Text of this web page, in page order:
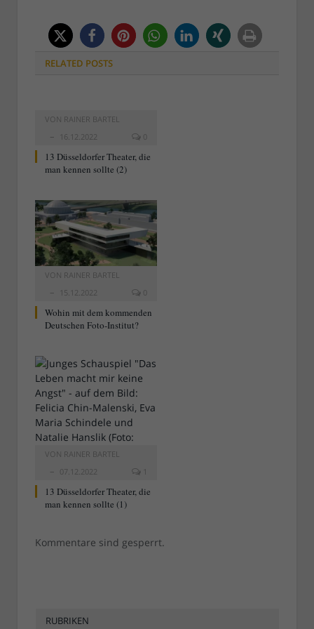
RELATED POSTS
VON RAINER BARTEL
16.12.2022
0
13 Düsseldorfer Theater, die
man kennen sollte (2)
VON RAINER BARTEL
15.12.2022
0
Wohin mit dem kommenden
Deutschen Foto-Institut?
VON RAINER BARTEL
07.12.2022
1
13 Düsseldorfer Theater, die
man kennen sollte (1)
Kommentare sind gesperrt.
RUBRIKEN